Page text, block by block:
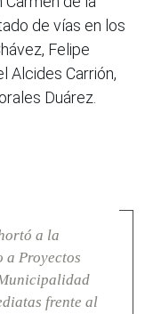
de vías en los
Felipe
Alcides Carrión,
Duárez.
a la
a Proyectos
frente al